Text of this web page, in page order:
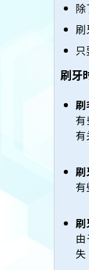
刷牙
刷
有
刷
刷
失